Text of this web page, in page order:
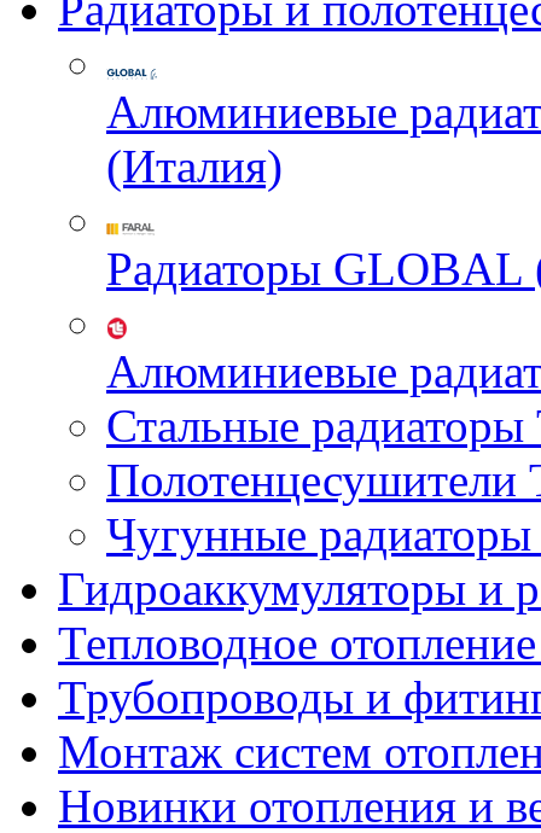
Алюминиевые
(Италия)
Радиаторы GLOBAL
Алюминиевые
Стальные
Чугунные
Гидроаккумуляторы и
Тепловодное
Трубопроводы и
Монтаж систем
Новинки отопления и